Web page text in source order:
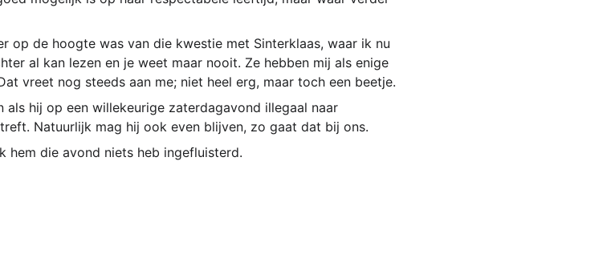
op de hoogte was van die kwestie met Sinterklaas, waar ik nu
al kan lezen en je weet maar nooit. Ze hebben mij als enige
vreet nog steeds aan me; niet heel erg, maar toch een beetje.
hij op een willekeurige zaterdagavond illegaal naar
Natuurlijk mag hij ook even blijven, zo gaat dat bij ons.
hem die avond niets heb ingefluisterd.